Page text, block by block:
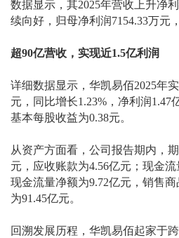
数据显示，其2025年营收上升净
续向好，归母净利润7154.33万元
超90亿营收，实现近1.5亿利润
详细数据显示，华凯易佰2025年
元，同比增长1.23%，净利润1.47
基本每股收益为0.38元。
从资产方面看，公司报告期内，
元，应收账款为4.56亿元；现金
现金流量净额为9.72亿元，销售
为91.45亿元。
回溯发展历程，华凯易佰起家于